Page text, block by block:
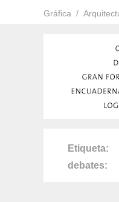
Gráfica
Etiqueta
debates